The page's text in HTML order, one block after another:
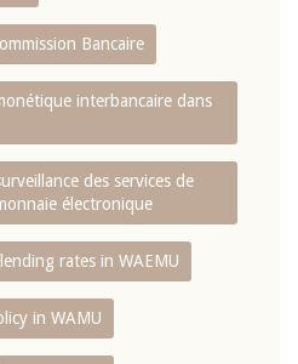
Bancaire
interbancaire dans
des services de
électronique
rates in WAEMU
in WAMU